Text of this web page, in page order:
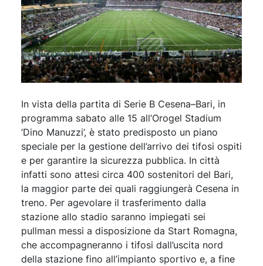
In vista della partita di Serie B Cesena–Bari, in
programma sabato alle 15 all’Orogel Stadium
‘Dino Manuzzi’, è stato predisposto un piano
speciale per la gestione dell’arrivo dei tifosi ospiti
e per garantire la sicurezza pubblica. In città
infatti sono attesi circa 400 sostenitori del Bari,
la maggior parte dei quali raggiungerà Cesena in
treno. Per agevolare il trasferimento dalla
stazione allo stadio saranno impiegati sei
pullman messi a disposizione da Start Romagna,
che accompagneranno i tifosi dall’uscita nord
della stazione fino all’impianto sportivo e, a fine